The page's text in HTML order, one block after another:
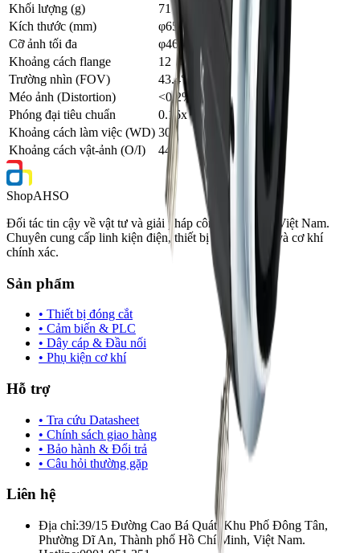
Khối lượng (g)
717.38
Kích thước (mm)
φ65×(132-152.7)
Cỡ ảnh tối đa
φ46
Khoảng cách flange
12
Trường nhìn (FOV)
43.4°(D)
Méo ảnh (Distortion)
<0.2%
Phóng đại tiêu chuẩn
0.16x
Khoảng cách làm việc (WD) 300
Khoảng cách vật-ảnh (O/I)
444
ShopAHSO
Đối tác tin cậy về vật tư và giải pháp công nghiệp tại Việt Nam.
Chuyên cung cấp linh kiện điện, thiết bị tự động hóa và cơ khí
chính xác.
Sản phẩm
• Thiết bị đóng cắt
• Cảm biến & PLC
• Dây cáp & Đầu nối
• Phụ kiện cơ khí
Hỗ trợ
• Tra cứu Datasheet
• Chính sách giao hàng
• Bảo hành & Đổi trả
• Câu hỏi thường gặp
Liên hệ
Địa chỉ:39/15 Đường Cao Bá Quát, Khu Phố Đông Tân,
Phường Dĩ An, Thành phố Hồ Chí Minh, Việt Nam.